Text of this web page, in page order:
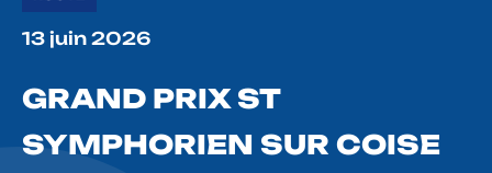
13 juin 2026
GRAND PRIX ST
SYMPHORIEN SUR COISE